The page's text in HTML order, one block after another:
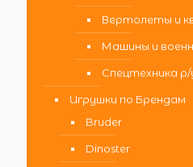
Вертолеты и
Машины и
Спецтехника р/
Игрушки по Брендам
Bruder
Dinoster